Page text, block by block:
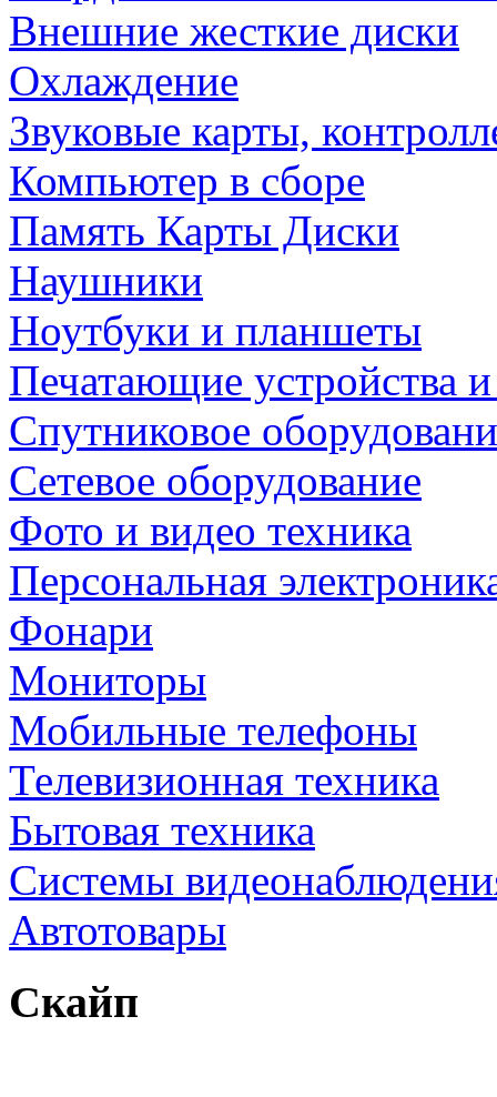
Внешние жесткие диски
Охлаждение
Звуковые карты,
Компьютер в сборе
Память Карты Диски
Наушники
Ноутбуки и планшеты
Печатающие устройства
Спутниковое
Сетевое оборудование
Фото и видео техника
Персональная
Фонари
Мониторы
Мобильные телефоны
Телевизионная техника
Бытовая техника
Cистемы
Автотовары
Скайп